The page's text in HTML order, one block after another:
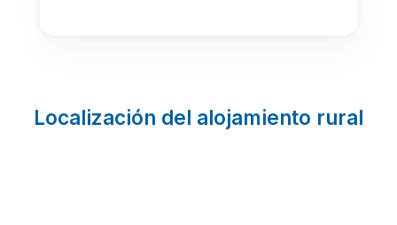
Localización del alojamiento rural